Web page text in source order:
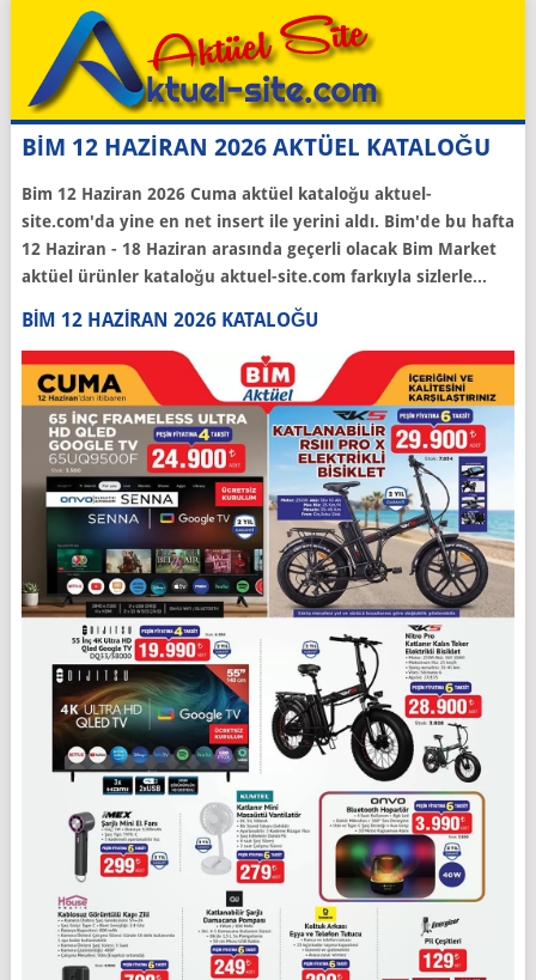
BİM 12 HAZİRAN 2026 AKTÜEL KATALOĞU
Bim 12 Haziran 2026 Cuma aktüel kataloğu aktuel-
site.com'da yine en net insert ile yerini aldı. Bim'de bu hafta
12 Haziran - 18 Haziran arasında geçerli olacak Bim Market
aktüel ürünler kataloğu aktuel-site.com farkıyla sizlerle...
BIM 12 HAZIRAN 2026 KATALOĞU